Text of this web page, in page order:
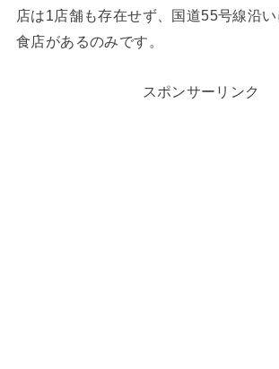
店は1店舗も存在せず、国道55号線沿
食店があるのみです。
スポンサーリンク